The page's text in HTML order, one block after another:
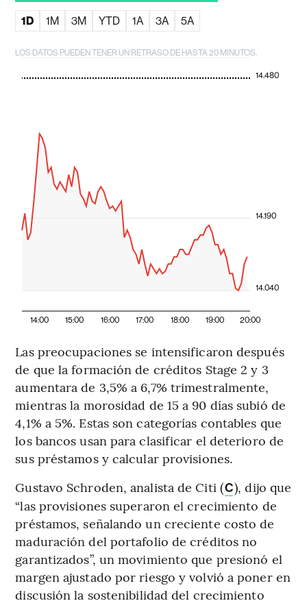
1D 1M 3M YTD 1A 3A 5A
LOS DATOS PUEDEN TENER UN RETRASO DE HASTA 20 MINUTOS.
14:00 15:00 16:00 17:00 18:00 19:00 20:00
14.040
14.190
14.480
Las preocupaciones se intensificaron después
de que la formación de créditos Stage 2 y 3
aumentara de 3,5% a 6,7% trimestralmente,
mientras la morosidad de 15 a 90 días subió de
4,1% a 5%. Estas son categorías contables que
los bancos usan para clasificar el deterioro de
sus préstamos y calcular provisiones.
Gustavo Schroden, analista de Citi (C), dijo que
“las provisiones superaron el crecimiento de
préstamos, señalando un creciente costo de
maduración del portafolio de créditos no
garantizados”, un movimiento que presionó el
margen ajustado por riesgo y volvió a poner en
discusión la sostenibilidad del crecimiento